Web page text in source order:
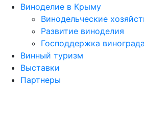
Виноделие в Крыму
Винодельческие
Развитие виноделия
Господдержка
Винный туризм
Выставки
Партнеры